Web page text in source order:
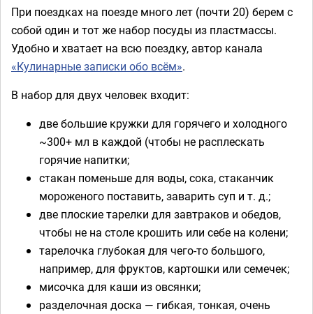
При поездках на поезде много лет (почти 20) берем с
собой один и тот же набор посуды из пластмассы.
Удобно и хватает на всю поездку, автор канала
«Кулинарные записки обо всём».
В набор для двух человек входит:
две большие кружки для горячего и холодного
~300+ мл в каждой (чтобы не расплескать
горячие напитки;
стакан поменьше для воды, сока, стаканчик
мороженого поставить, заварить суп и т. д.;
две плоские тарелки для завтраков и обедов,
чтобы не на столе крошить или себе на колени;
тарелочка глубокая для чего-то большого,
например, для фруктов, картошки или семечек;
мисочка для каши из овсянки;
разделочная доска — гибкая, тонкая, очень